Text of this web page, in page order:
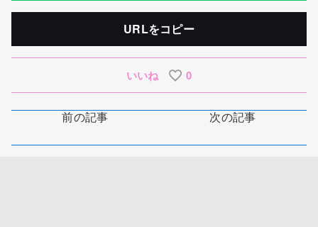
URLをコピー
いいね 0
前の記事 次の記事